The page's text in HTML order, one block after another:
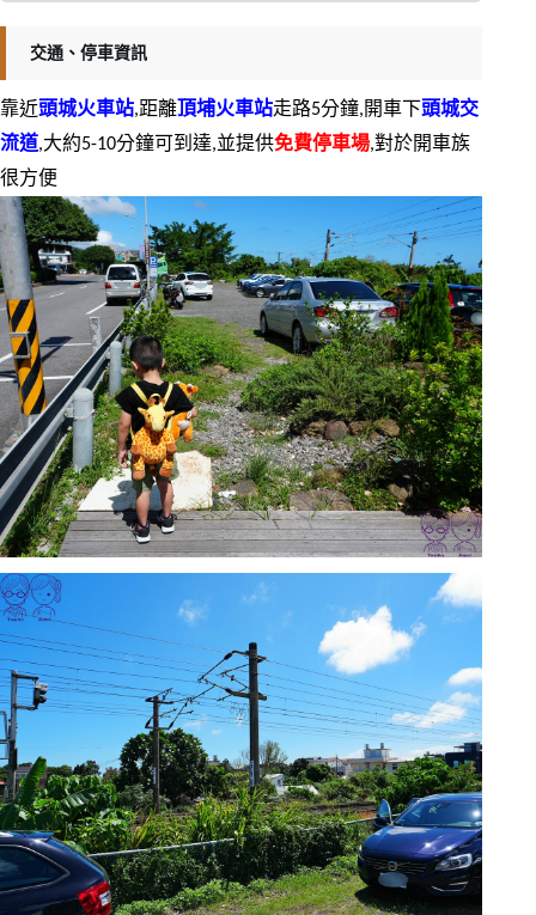
交通、停車資訊
靠近頭城火車站,距離頂埔火車站走路5分鐘,開車下頭城交
流道,大約5-10分鐘可到達,並提供免費停車場,對於開車族
很方便